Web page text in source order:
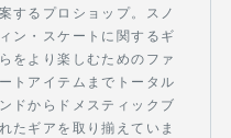
するプロショップ。スノ
ン・スケートに関するギ
をより楽しむためのファ
トアイテムまでトータル
ドからドメスティックブ
たギアを取り揃えていま